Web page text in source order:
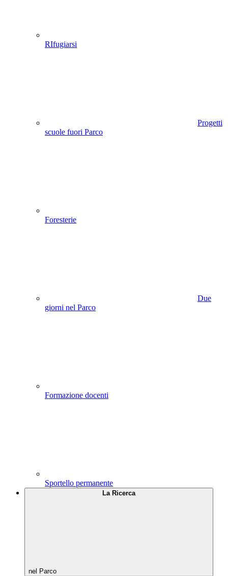
RIfugiarsi
Progetti
scuole fuori Parco
Foresterie
Due
giorni nel Parco
Formazione docenti
Sportello permanente
La Ricerca
nel Parco